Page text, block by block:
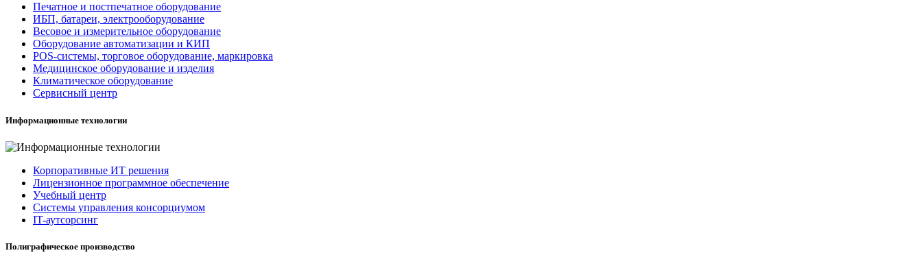
Печатное и постпечатное оборудование
ИБП, батареи, электрооборудование
Весовое и измерительное оборудование
Оборудование автоматизации и КИП
POS-системы, торговое оборудование, маркировка
Медицинское оборудование и изделия
Климатическое оборудование
Сервисный центр
Информационные технологии
Корпоративные ИТ решения
Лицензионное программное обеспечение
Учебный центр
Системы управления консорциумом
IT-аутсорсинг
Полиграфическое производство